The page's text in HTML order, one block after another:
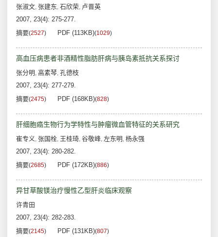
张淑文, 张建东, 石欣荣, 卢晋英
2007, 23(4): 275-277.
摘要(2527) PDF (113KB)(1029)
高血压病患者非酒精性脂肪肝病与胰岛素抵抗关系探讨
张分明 , 高素琴, 孔德枝
2007, 23(4): 277-279.
摘要(2475) PDF (168KB)(828)
肝细胞癌生物行为学特性与肿瘤微血管特征的关系研究
崔专义, 张国栓, 王桂琦, 谷敬峰, 左东明 , 杨永强
2007, 23(4): 280-282.
摘要(2685) PDF (172KB)(886)
异甘草酸镁治疗慢性乙型肝炎临床观察
许青田
2007, 23(4): 282-283.
摘要(2145) PDF (131KB)(807)